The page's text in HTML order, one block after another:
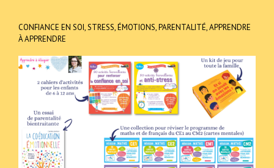
CONFIANCE EN SOI, STRESS, ÉMOTIONS, PARENTALITÉ, APPRENDRE
À APPRENDRE